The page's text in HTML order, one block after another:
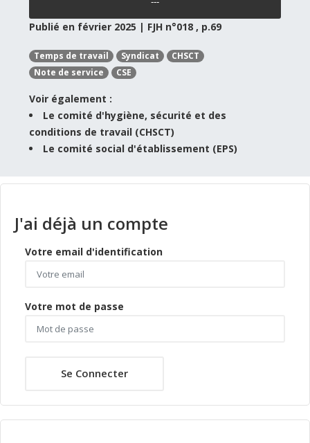
Publié en février 2025 | FJH n°018 , p.69
Temps de travail Syndicat
CHSCT
Note de service
CSE
Voir également :
Le comité d'hygiène, sécurité et des
conditions de travail (CHSCT)
Le comité social d'établissement (EPS)
J'ai déjà un compte
Votre email d'identification
Votre mot de passe
Se Connecter